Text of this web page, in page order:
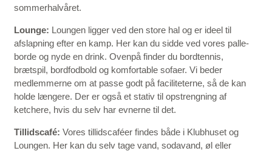
sommerhalvåret.
Lounge: Loungen ligger ved den store hal og er ideel til
afslapning efter en kamp. Her kan du sidde ved vores palle-
borde og nyde en drink. Ovenpå finder du bordtennis,
brætspil, bordfodbold og komfortable sofaer. Vi beder
medlemmerne om at passe godt på faciliteterne, så de kan
holde længere. Der er også et stativ til opstrengning af
ketchere, hvis du selv har evnerne til det.
Tillidscafé: Vores tillidscaféer findes både i Klubhuset og
Loungen. Her kan du selv tage vand, sodavand, øl eller